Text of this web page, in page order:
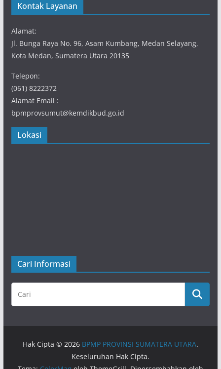
Kontak Layanan
Alamat:
Jl. Bunga Raya No. 96, Asam Kumbang, Medan Selayang,
Kota Medan, Sumatera Utara 20135
Telepon:
(061) 8222372
Alamat Email :
bpmprovsumut@kemdikbud.go.id
Lokasi
Cari Informasi
Hak Cipta © 2026 BPMP PROVINSI SUMATERA UTARA.
Keseluruhan Hak Cipta.